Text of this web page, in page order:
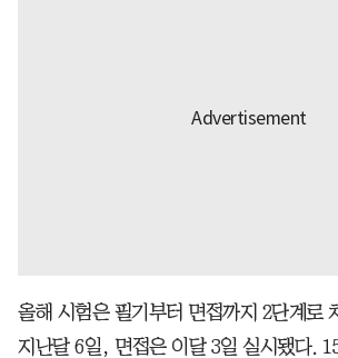
올해 시험은 필기부터 면접까지 2단계로
지난달 6일, 면접은 이달 3일 실시됐다.